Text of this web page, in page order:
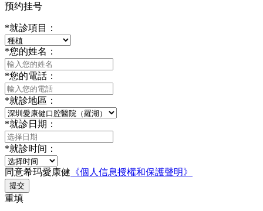
预约挂号
*就診項目：
*您的姓名：
*您的電話：
*就診地區：
*就診日期：
*就診时间：
同意希玛愛康健 《個人信息授權和保護聲明》
提交
重填